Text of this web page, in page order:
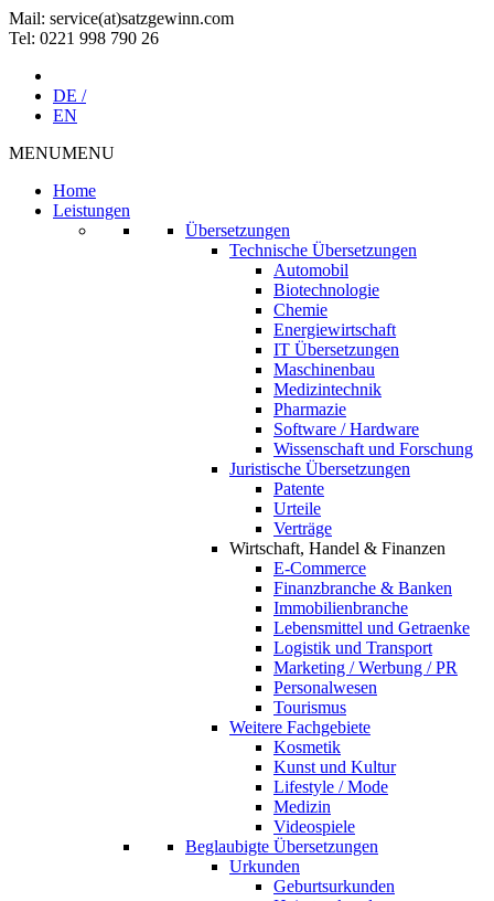
Mail: service(at)satz­gewinn.com
Tel: 0221 998 790 26
DE /
EN
MENUMENU
Home
Leistungen
Übersetzungen
Technische Übersetzungen
Automobil
Biotechnologie
Chemie
Energiewirtschaft
IT Übersetzungen
Maschinenbau
Medizintechnik
Pharmazie
Software / Hardware
Wissenschaft und Forschung
Juristische Übersetzungen
Patente
Urteile
Verträge
Wirtschaft, Handel & Finanzen
E-Commerce
Finanzbranche & Banken
Immobilienbranche
Lebensmittel und Getraenke
Logistik und Transport
Marketing / Werbung / PR
Personalwesen
Tourismus
Weitere Fachgebiete
Kosmetik
Kunst und Kultur
Lifestyle / Mode
Medizin
Videospiele
Beglaubigte Übersetzungen
Urkunden
Geburtsurkunden